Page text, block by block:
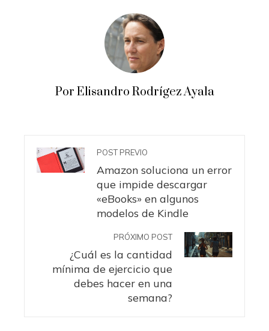
Por Elisandro Rodrígez Ayala
POST PREVIO
Amazon soluciona un error
que impide descargar
«eBooks» en algunos
modelos de Kindle
PRÓXIMO POST
¿Cuál es la cantidad
mínima de ejercicio que
debes hacer en una
semana?